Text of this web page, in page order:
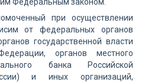
при осуществлении
от федеральных органов
государственной власти
органов местного
банка Российской
и иных организаций,